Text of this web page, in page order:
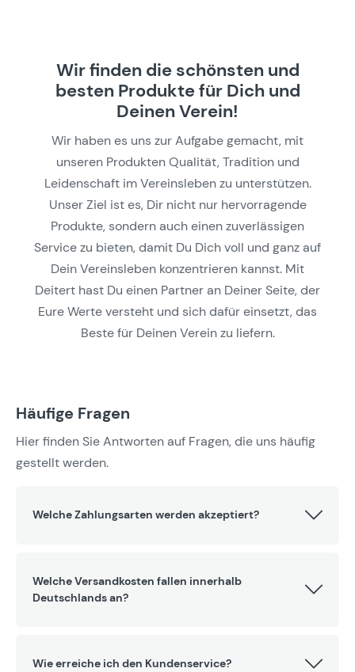
Wir finden die schönsten und
besten Produkte für Dich und
Deinen Verein!
Wir haben es uns zur Aufgabe gemacht, mit
unseren Produkten Qualität, Tradition und
Leidenschaft im Vereinsleben zu unterstützen.
Unser Ziel ist es, Dir nicht nur hervorragende
Produkte, sondern auch einen zuverlässigen
Service zu bieten, damit Du Dich voll und ganz auf
Dein Vereinsleben konzentrieren kannst. Mit
Deitert hast Du einen Partner an Deiner Seite, der
Eure Werte versteht und sich dafür einsetzt, das
Beste für Deinen Verein zu liefern.
Häufige Fragen
Hier finden Sie Antworten auf Fragen, die uns häufig
gestellt werden.
Welche Zahlungsarten werden akzeptiert?
Welche Versandkosten fallen innerhalb
Deutschlands an?
Wie erreiche ich den Kundenservice?